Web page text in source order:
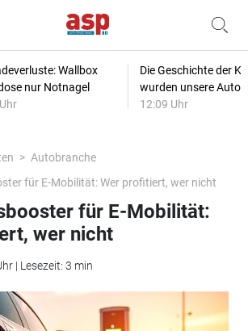
Wallbox
nur Notnagel
Die Geschichte der
wurden unsere
12:09 Uhr
Autobranche
für E-Mobilität: Wer profitiert, wer nicht
für E-Mobilität:
wer nicht
| Lesezeit: 3 min